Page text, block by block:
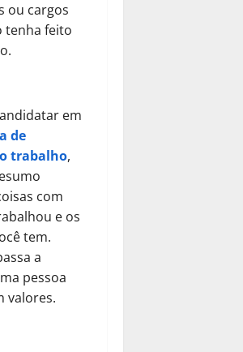
ou cargos
tenha feito
em
de
trabalho,
com
e os
tem.
a
pessoa
valores.